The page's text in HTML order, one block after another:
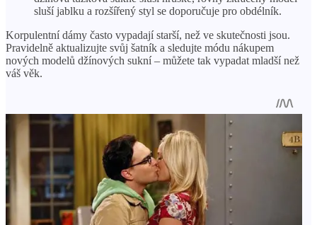
sluší jablku a rozšířený styl se doporučuje pro obdélník.
Korpulentní dámy často vypadají starší, než ve skutečnosti jsou.
Pravidelně aktualizujte svůj šatník a sledujte módu nákupem
nových modelů džínových sukní – můžete tak vypadat mladší než
váš věk.